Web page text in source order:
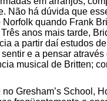
Não há dúvida que
quando Frank
anos mais tarde,
a partir daí estudos
e a pensar
musical de Britten;
Gresham’s School,